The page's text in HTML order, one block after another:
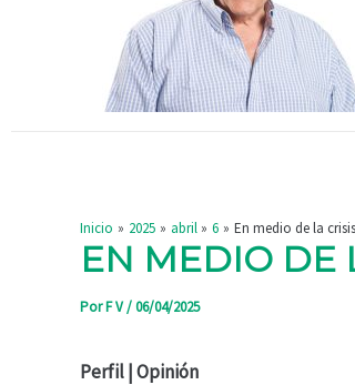
Inicio 2025 abril 6 En medio de la
EN MEDIO DE
PorF V/06/04/2025
Perfil | Opinión